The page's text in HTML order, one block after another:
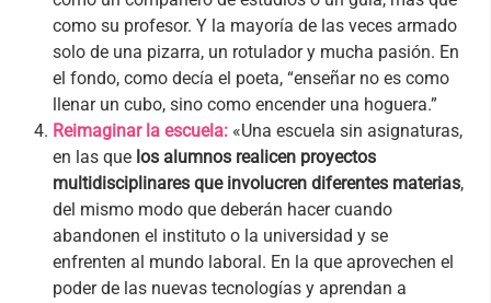
como su profesor. Y la mayoría de las veces armado
solo de una pizarra, un rotulador y mucha pasión. En
el fondo, como decía el poeta, “enseñar no es como
llenar un cubo, sino como encender una hoguera.”
Reimaginar la escuela: «Una escuela sin asignaturas,
en las que los alumnos realicen proyectos
multidisciplinares que involucren diferentes materias,
del mismo modo que deberán hacer cuando
abandonen el instituto o la universidad y se
enfrenten al mundo laboral. En la que aprovechen el
poder de las nuevas tecnologías y aprendan a